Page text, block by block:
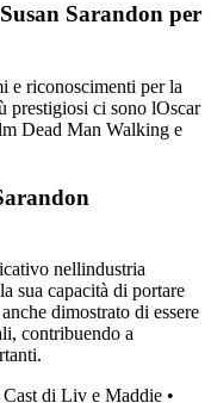
Sarandon per
e riconoscimenti per la
prestigiosi ci sono lOscar
Dead Man Walking e
nellindustria
sua capacità di portare
dimostrato di essere
contribuendo a
di Liv e Maddie •